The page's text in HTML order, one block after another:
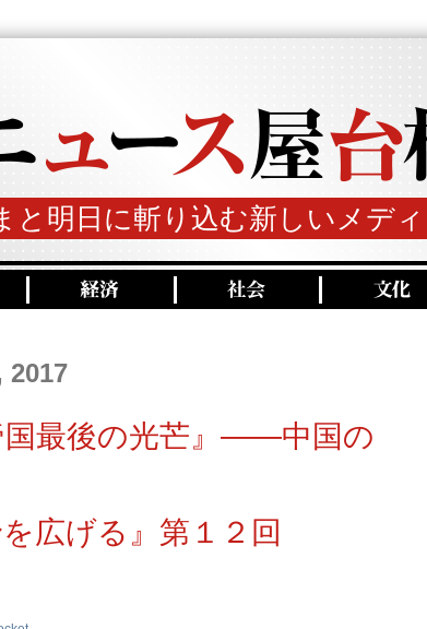
と明日に斬り込む新しいメデ
2017
最後の光芒』——中国の
広げる』第１２回